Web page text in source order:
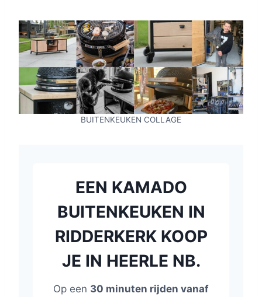
BUITENKEUKEN COLLAGE
EEN KAMADO
BUITENKEUKEN IN
RIDDERKERK KOOP
JE IN HEERLE NB.
Op een 30 minuten rijden vanaf